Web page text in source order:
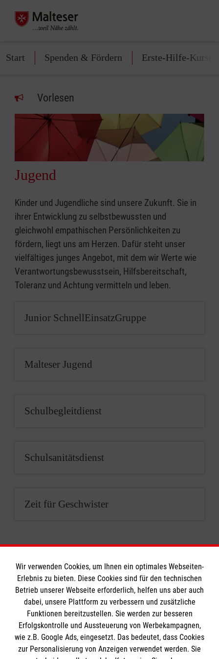
Start Spenden & Fördern Erste-Hilfe-Kurse
Vorlesen
Jugend
Kinder und Jugendliche sind unsere Zukunft. Sie in
ihrer Entwicklung zu selbstbewussten und
gleichwohl empathischen Persönlichkeiten zu
fördern, liegt uns am Herzen. Dafür steht unser
vielfältiges junges Angebot, mit dem wir Werte wie
Verantwortungsbewusstsein, Hilfsbereitschaft,
Toleranz und Achtung vermitteln und leben.
Junior SchnellEinsatzGruppe
Malteser Jugend
Schulbegleitdienst
Schulsanitätsdienst
Zeit für Geschwister
Impressum - Datenschutz - Kontakt
Impressum
Datenschutz
Kontakt
Die Malteser
Wir verwenden Cookies, um Ihnen ein optimales Webseiten-
Erlebnis zu bieten. Diese Cookies sind für den technischen
Betrieb unserer Webseite erforderlich, helfen uns aber auch
dabei, unsere Plattform zu verbessern und zusätzliche
Funktionen bereitzustellen. Sie werden zur besseren
Erfolgskontrolle und Aussteuerung von Werbekampagnen,
wie z.B. Google Ads, eingesetzt. Das bedeutet, dass Cookies
zur Personalisierung von Anzeigen verwendet werden. Sie